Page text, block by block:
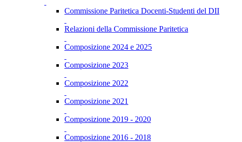
Commissione Paritetica Docenti-Studenti del DII
Relazioni della Commissione Paritetica
Composizione 2024 e 2025
Composizione 2023
Composizione 2022
Composizione 2021
Composizione 2019 - 2020
Composizione 2016 - 2018